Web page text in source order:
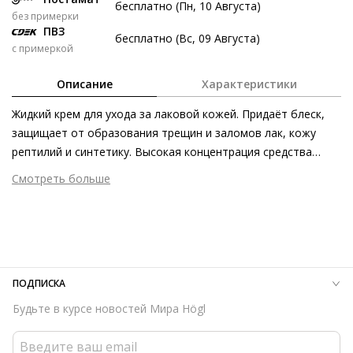
7 авг
297 ₽
297 ₽
297 ₽
299 ₽
Долями
Разделите стоимость покупки
списывать каждые две недели
297 ₽ сейчас
без примерки
бесплатно (Пн, 10 Августа)
ПВЗ
с примеркой
бесплатно (Вс, 09 Августа)
Описание Характеристики
Жидкий крем для ухода за лаковой кожей. Придаёт блеск,
защищает от образования трещин и заломов лак, кожу
рептилий и синтетику. Высокая концентрация средства
делает его очень экономичным и эффективным.
Смотреть больше
ПОДПИСКА
Будьте в курсе новостей Мира Högl